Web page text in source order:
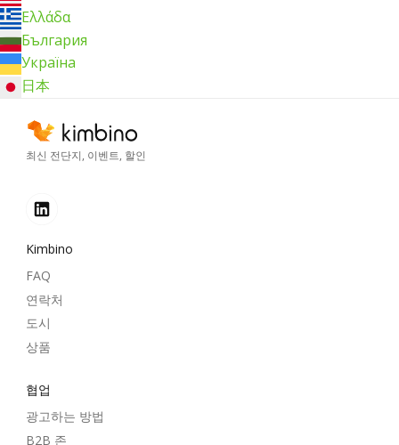
Ελλάδα
България
Україна
日本
최신 전단지, 이벤트, 할인
Kimbino
FAQ
연락처
도시
상품
협업
광고하는 방법
B2B 존